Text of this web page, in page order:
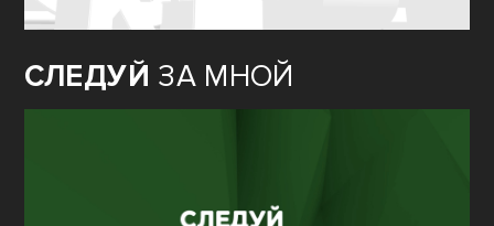
СЛЕДУЙ ЗА МНОЙ